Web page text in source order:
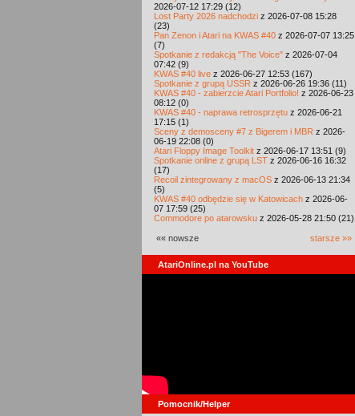
2026-07-12 17:29 (12)
Lost Party 2026 nadchodzi z 2026-07-08 15:28
(23)
Pan Zenon i Atari na KWAS #40 z 2026-07-07 13:25
(7)
Spotkanie z redakcją "The Voice" z 2026-07-04
07:42 (9)
KWAS #40 live z 2026-06-27 12:53 (167)
Spotkanie z grupą USSR z 2026-06-26 19:36 (11)
KWAS #40 - zabierzcie Atari Portfolio! z 2026-06-23
08:12 (0)
KWAS #40 - naprawa retrosprzętu z 2026-06-21
17:15 (1)
Sceny z demosceny #7 z Bigerem i MBR z 2026-
06-19 22:08 (0)
Atari Floppy Image Toolkit z 2026-06-17 13:51 (9)
Spotkanie online z grupą LST z 2026-06-16 16:32
(17)
Recoil zintegrowany z macOS z 2026-06-13 21:34
(5)
KWAS #40 odbędzie się w Katowicach z 2026-06-
07 17:59 (25)
Commodore po atarowsku z 2026-05-28 21:50 (21)
«« nowsze starsze »»
AtariOnline.pl na YouTube
Pomocnik/Helper